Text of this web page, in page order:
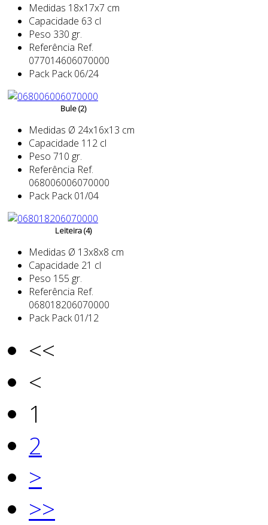
Medidas 18x17x7 cm
Capacidade 63 cl
Peso 330 gr.
Referência Ref.
077014606070000
Pack Pack 06/24
Bule (2)
Medidas Ø 24x16x13 cm
Capacidade 112 cl
Peso 710 gr.
Referência Ref.
068006006070000
Pack Pack 01/04
Leiteira (4)
Medidas Ø 13x8x8 cm
Capacidade 21 cl
Peso 155 gr.
Referência Ref.
068018206070000
Pack Pack 01/12
<<
<
1
2
>
>>